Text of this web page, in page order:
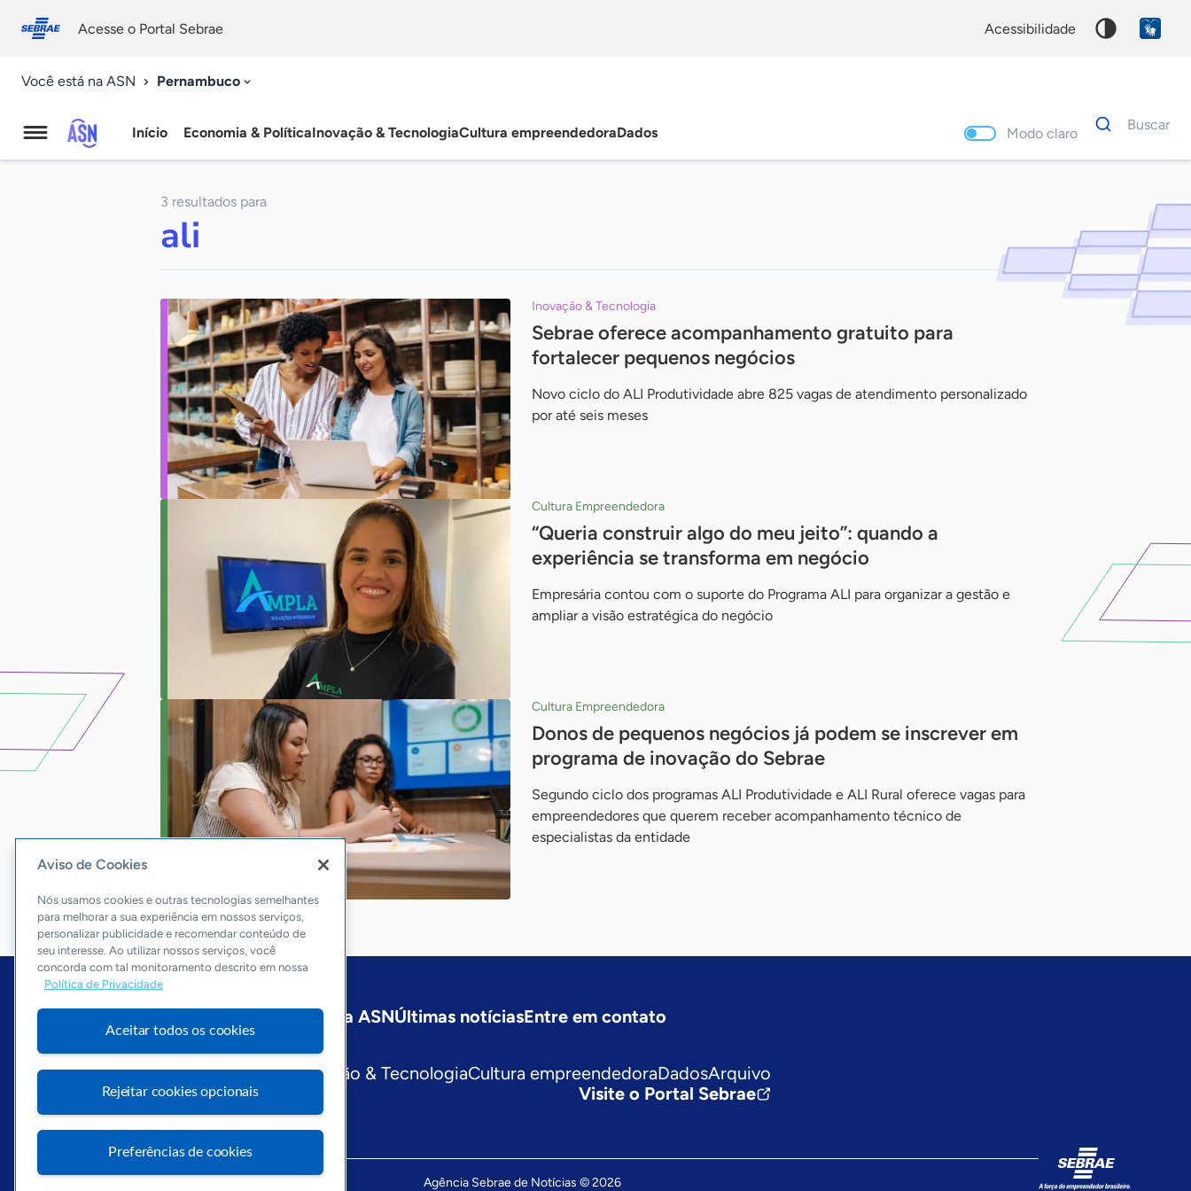
conosco
Acesse o Portal Sebrae acessibilidade
Você está na ASN Pernambuco
Agência
Notícias
Início Economia & PolíticaInovação & TecnologiaCultura empreendedoraDados Modo claro
Dados
para
Buscar
3 resultados para
ali
Inovação & Tecnologia
Sebrae oferece acompanhamento gratuito para
fortalecer pequenos negócios
Novo ciclo do ALI Produtividade abre 825 vagas de atendimento personalizado
por até seis meses
Cultura Empreendedora
“Queria construir algo do meu jeito”: quando a
experiência se transforma em negócio
Empresária contou com o suporte do Programa ALI para organizar a gestão e
ampliar a visão estratégica do negócio
Cultura Empreendedora
Donos de pequenos negócios já podem se inscrever em
programa de inovação do Sebrae
Segundo ciclo dos programas ALI Produtividade e ALI Rural oferece vagas para
empreendedores que querem receber acompanhamento técnico de
especialistas da entidade
Sobre a ASNÚltimas notíciasEntre em contato
Editorias
Economia & PolíticaInovação & TecnologiaCultura empreendedoraDadosArquivo
Visite o Portal Sebrae
Agência Sebrae de Notícias © 2026
Aviso de Cookies
Nós usamos cookies e outras tecnologias semelhantes
para melhorar a sua experiência em nossos serviços,
personalizar publicidade e recomendar conteúdo de
seu interesse. Ao utilizar nossos serviços, você
concorda com tal monitoramento descrito em nossa
Política de Privacidade
Aceitar todos os cookies
Rejeitar cookies opcionais
Preferências de cookies